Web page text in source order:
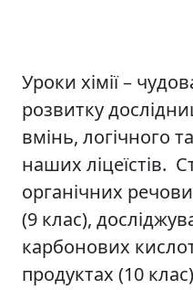
Уроки хімії –
розвитку
вмінь, логічного
наших ліцеїстів.
органічних
(9 клас),
карбонових
продуктах (10